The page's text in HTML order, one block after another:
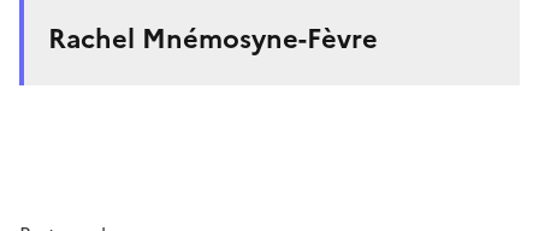
Rachel Mnémosyne-Fèvre